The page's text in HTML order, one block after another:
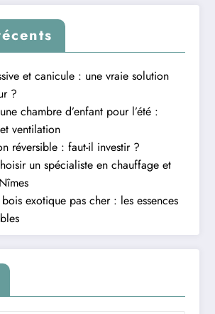
et canicule : une vraie solution
?
chambre d’enfant pour l’été :
ventilation
réversible : faut-il investir ?
un spécialiste en chauffage et
bois exotique pas cher : les essences